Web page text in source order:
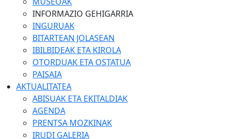
INFORMAZIO GEHIGARRIA
INGURUAK
BITARTEAN JOLASEAN
IBILBIDEAK ETA KIROLA
OTORDUAK ETA OSTATUA
PAISAIA
AKTUALITATEA
ABISUAK ETA EKITALDIAK
AGENDA
PRENTSA MOZKINAK
IRUDI GALERIA